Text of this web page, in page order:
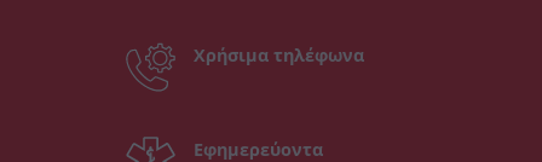
Χρήσιμα τηλέφωνα
Εφημερεύοντα